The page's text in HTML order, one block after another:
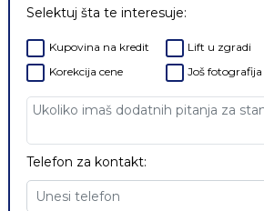
Selektuj šta te interesuje:
Kupovina na kredit
Korekcija cene
Lift u zgradi
Još fotografija
Telefon za kontakt: